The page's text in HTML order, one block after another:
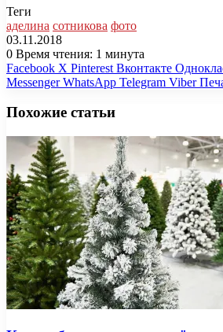
Теги
аделина сотникова фото
03.11.2018
0 Время чтения: 1 минута
Facebook X Pinterest Вконтакте
Messenger WhatsApp Telegram Viber
Похожие статьи